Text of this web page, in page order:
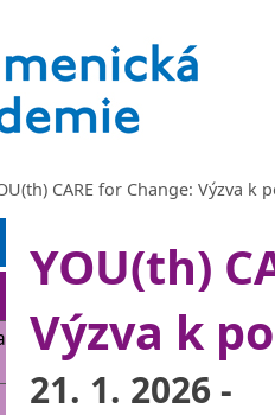
CARE for Change: Výzva
YOU(th)
Výzva k
21. 1. 2026 -